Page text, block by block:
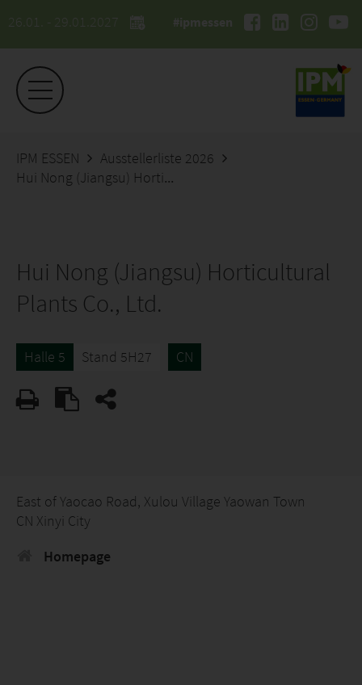
26.01. - 29.01.2027 #ipmessen
IPM ESSEN
Ausstellerliste 2026
Hui Nong (Jiangsu) Horticultural Plants Co., Ltd.
Hui Nong (Jiangsu) Horticultural
Plants Co., Ltd.
Halle 5 Stand 5H27 CN
East of Yaocao Road, Xulou Village Yaowan Town
CN Xinyi City
Homepage